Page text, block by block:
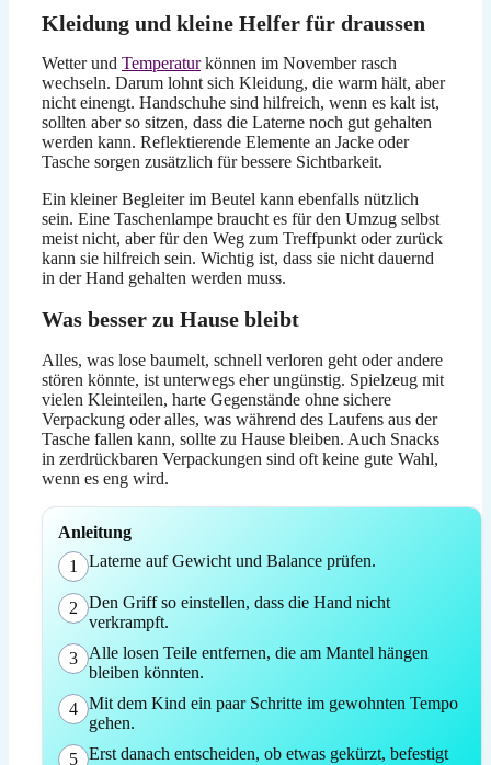
Kleidung und kleine Helfer für draussen
Wetter und Temperaturkönnen im November rasch
wechseln. Darum lohnt sich Kleidung, die warm hält, aber
nicht einengt. Handschuhe sind hilfreich, wenn es kalt ist,
sollten aber so sitzen, dass die Laterne noch gut gehalten
werden kann. Reflektierende Elemente an Jacke oder
Tasche sorgen zusätzlich für bessere Sichtbarkeit.
Ein kleiner Begleiter im Beutel kann ebenfalls nützlich
sein. Eine Taschenlampe braucht es für den Umzug selbst
meist nicht, aber für den Weg zum Treffpunkt oder zurück
kann sie hilfreich sein. Wichtig ist, dass sie nicht dauernd
in der Hand gehalten werden muss.
Was besser zu Hause bleibt
Alles, was lose baumelt, schnell verloren geht oder andere
stören könnte, ist unterwegs eher ungünstig. Spielzeug mit
vielen Kleinteilen, harte Gegenstände ohne sichere
Verpackung oder alles, was während des Laufens aus der
Tasche fallen kann, sollte zu Hause bleiben. Auch Snacks
in zerdrückbaren Verpackungen sind oft keine gute Wahl,
wenn es eng wird.
Anleitung
1
Laterne auf Gewicht und Balance prüfen.
2
Den Griff so einstellen, dass die Hand nicht
verkrampft.
3
Alle losen Teile entfernen, die am Mantel hängen
bleiben könnten.
4 Mit dem Kind ein paar Schritte im gewohnten Tempo
gehen.
5 Erst danach entscheiden, ob etwas gekürzt, befestigt